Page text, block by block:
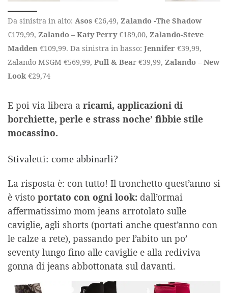
Da sinistra in alto: Asos €26,49, Zalando -The Shadow
€179,99, Zalando – Katy Perry€189,00, Zalando-Steve
Madden €109,99. Da sinistra in basso: Jennifer €39,99,
Zalando MSGM €569,99, Pull & Bear €39,99, Zalando – New
Look€29,74
E poi via libera a ricami, applicazioni di
borchiette, perle e strass noche’ fibbie stile
mocassino.
Stivaletti: come abbinarli?
La risposta è: con tutto! Il tronchetto quest’anno si
è visto portato con ogni look: dall’ormai
affermatissimo mom jeans arrotolato sulle
caviglie, agli shorts (portati anche quest’anno con
le calze a rete), passando per l’abito un po’
seventy lungo fino alle caviglie e alla rediviva
gonna di jeans abbottonata sul davanti.